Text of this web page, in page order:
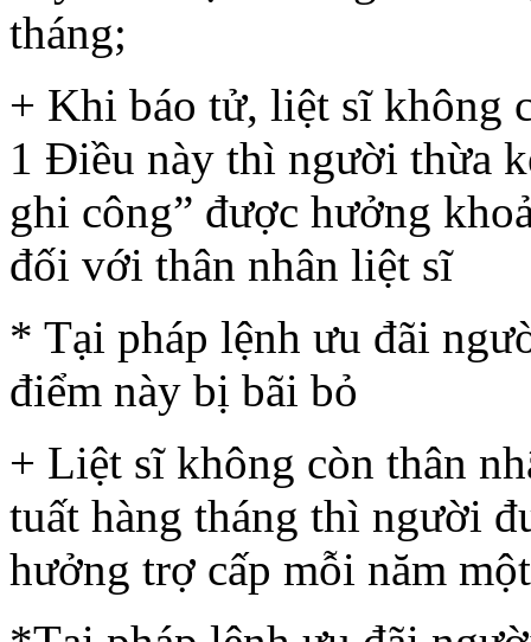
tháng;
+ Khi báo tử, liệt sĩ không
1 Điều này thì người thừa
ghi công” được hưởng
đối với thân nhân liệt sĩ
* Tại pháp lệnh ưu đãi
điểm này bị bãi bỏ
+ Liệt sĩ không còn thân
tuất hàng tháng thì người
hưởng trợ cấp mỗi năm